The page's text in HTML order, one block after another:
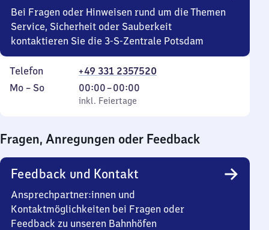
Bei Fragen oder Hinweisen rund um die Themen
Service, Sicherheit oder Sauberkeit
kontaktieren Sie die 3-S-Zentrale Potsdam
Telefon
+49 331 2357520
Montag
Mo – So,
inkl. Feiertage
00:00–00:00
Von
0
0
Uhr
inkl. Feiertage
Fragen, Anregungen oder Feedback
Feedback und Kontakt
Ansprechpartner:innen und
Kontaktmöglichkeiten bei Fragen oder
Feedback zu unseren Bahnhöfen